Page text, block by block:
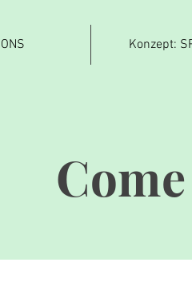
Konzept:
Come